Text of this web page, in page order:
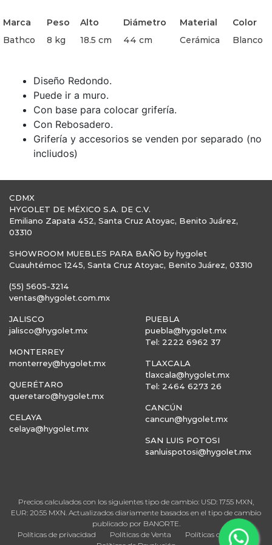
Marca Peso Alto Diámetro Material
Color
Bathco
8 kg 18.5 cm 44 cm Cerámica Blanco
Diseño Redondo.
Puede ir a muro.
Con base para colocar grifería.
Con Rebosadero.
Grifería y accesorios se venden por separado (no
incliudos)
CDMX
HYGOLET DE MÉXICO S.A. DE C.V.
Emiliano Zapata 452, Santa Cruz Atoyac, Benito Juárez,
03310
SHOWROOM MUEBLES PARA BAÑO by hygolet
Cuauhtémoc 1245, Santa Cruz Atoyac, Benito Juárez, 03310
(55) 5605-3214
ventas@hygolet.com.mx
JALISCO
jalisco@hygolet.mx
MONTERREY
monterrey@hygolet.mx
QUERÉTARO
queretaro@hygolet.mx
CELAYA
celaya@hygolet.mx
PUEBLA
puebla@hygolet.mx
Tel: 2222 6962 37
TLAXCALA
tlaxcala@hygolet.mx
Tel: 2464 6273 26
CANCÚN
cancun@hygolet.mx
SAN LUIS POTOSI
sanluispotosi@hygolet.mx
Precios calculados con los siguientes tipo de cambio: USD: 17.55 MXN,
EUR: 20.55 MXN. Actualizados diariamente basados en el tipo de cambio
publicado por BANORTE.
Políticas de privacidad
Políticas de Venta
Políticas de Entrega